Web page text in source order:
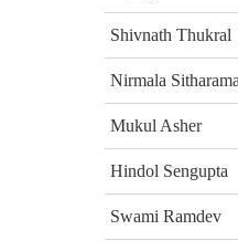
Shivnath Thukral
Nirmala
Mukul Asher
Hindol Sengupta
Swami Ramdev